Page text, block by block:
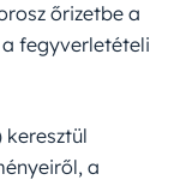
őrizetbe a
fegyverletételi
keresztül
a